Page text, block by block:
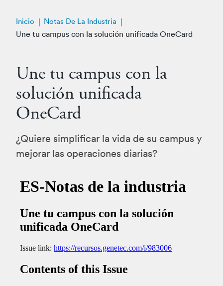
Inicio Notas De La Industria
Une tu campus con la solución unificada OneCard
Une tu campus con la
solución unificada
OneCard
¿Quiere simplificar la vida de su campus y
mejorar las operaciones diarias?